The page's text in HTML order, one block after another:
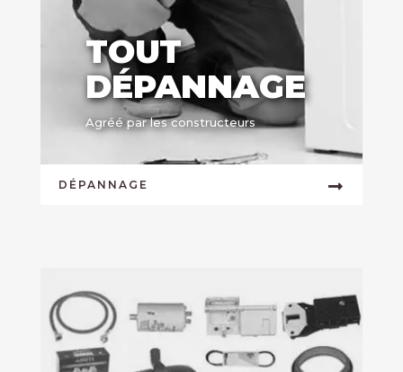
TOUT
DÉPANNAGE
Agréé par les constructeurs
DÉPANNAGE